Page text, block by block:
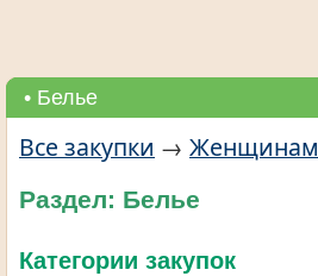
• Белье
Все закупки → Женщинам
Раздел: Белье
Категории закупок